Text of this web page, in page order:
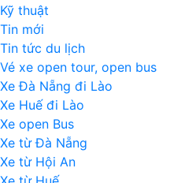
Kỹ thuật
Tin mới
Tin tức du lịch
Vé xe open tour, open bus
Xe Đà Nẵng đi Lào
Xe Huế đi Lào
Xe open Bus
Xe từ Đà Nẵng
Xe từ Hội An